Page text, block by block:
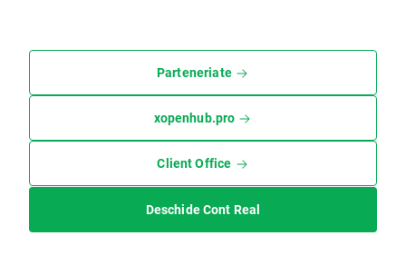
Parteneriate
xopenhub.pro
Client Office
Deschide Cont Real